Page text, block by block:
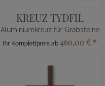
KREUZ TYDFIL
Aluminiumkreuz für Grabsteine
Ihr Komplettpreis ab 460,00 € *